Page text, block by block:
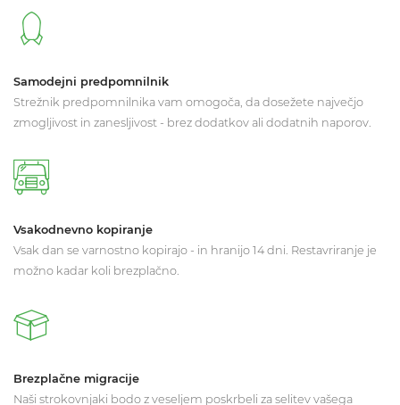
Samodejni predpomnilnik
Strežnik predpomnilnika vam omogoča, da dosežete največjo
zmogljivost in zanesljivost - brez dodatkov ali dodatnih naporov.
Vsakodnevno kopiranje
Vsak dan se varnostno kopirajo - in hranijo 14 dni. Restavriranje je
možno kadar koli brezplačno.
Brezplačne migracije
Naši strokovnjaki bodo z veseljem poskrbeli za selitev vašega